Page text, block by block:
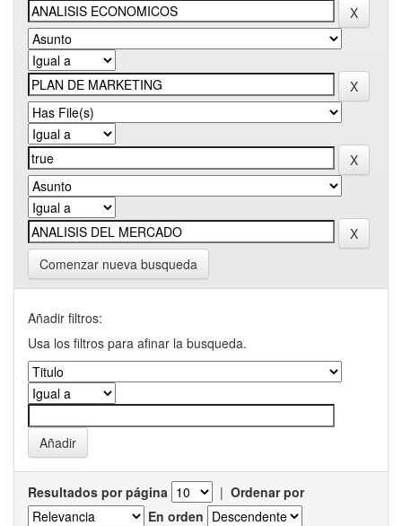
Comenzar nueva busqueda
Añadir filtros:
Usa los filtros para afinar la busqueda.
Resultados por página | Ordenar por
En orden